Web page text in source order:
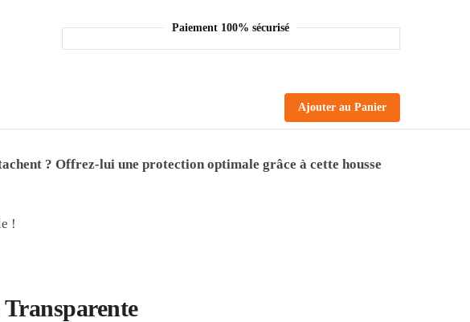
Paiement 100% sécurisé
Ajouter au Panier
? Offrez-lui une protection optimale grâce à cette housse
!